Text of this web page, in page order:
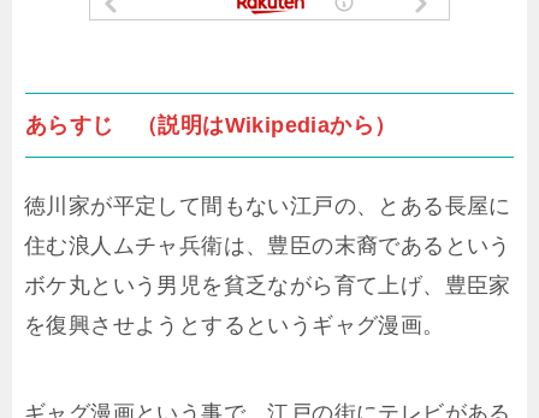
あらすじ （説明はWikipediaから）
徳川家が平定して間もない江戸の、とある長屋に
住む浪人ムチャ兵衛は、豊臣の末裔であるという
ボケ丸という男児を貧乏ながら育て上げ、豊臣家
を復興させようとするというギャグ漫画。
ギャグ漫画という事で、江戸の街にテレビがある